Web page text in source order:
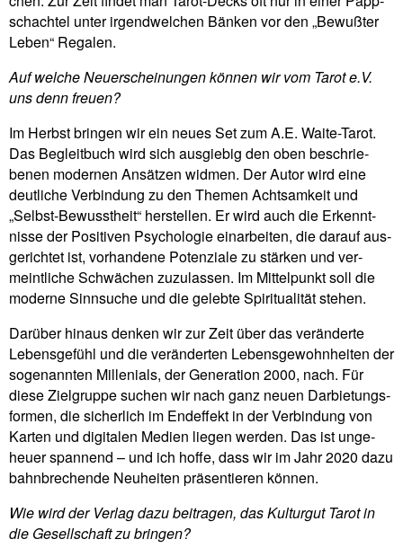
schachtel unter irgend­wel­chen Bänken vor den „Bewußter
Leben“ Regalen.
Auf welche Neu­erschei­nungen können wir vom Tarot e.V.
uns denn freuen?
Im Herbst bringen wir ein neues Set zum A.E. Waite-Tarot.
Das Begleit­buch wird sich aus­giebig den oben beschrie­
benen modernen Ansätzen widmen. Der Autor wird eine
deut­liche Ver­bin­dung zu den Themen Acht­sam­keit und
„Selbst-Bewusst­heit“ her­stellen. Er wird auch die Erkennt­
nisse der Posi­tiven Psy­cho­logie ein­ar­beiten, die darauf aus­
ge­richtet ist, vor­han­dene Poten­ziale zu stärken und ver­
meint­liche Schwä­chen zuzu­lassen. Im Mit­tel­punkt soll die
moderne Sinn­suche und die gelebte Spi­ri­tua­lität stehen.
Dar­über hinaus denken wir zur Zeit über das ver­än­derte
Lebens­ge­fühl und die ver­än­derten Lebens­ge­wohn­heiten der
soge­nannten Mil­le­nials, der Gene­ra­tion 2000, nach. Für
diese Ziel­gruppe suchen wir nach ganz neuen Dar­bie­tungs­
formen, die sicher­lich im End­ef­fekt in der Ver­bin­dung von
Karten und digi­talen Medien liegen werden. Das ist unge­
heuer span­nend – und ich hoffe, dass wir im Jahr 2020 dazu
bahn­bre­chende Neu­heiten prä­sen­tieren können.
Wie wird der Verlag dazu bei­tragen, das Kul­turgut Tarot in
die Gesell­schaft zu bringen?